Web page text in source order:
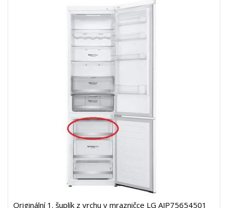
Originální 1. šuplík z vrchu v mrazničce LG AJP75654501